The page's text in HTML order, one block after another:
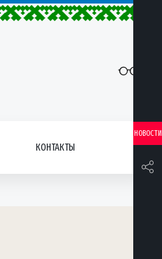
КОНТАКТЫ
НОВОСТИ